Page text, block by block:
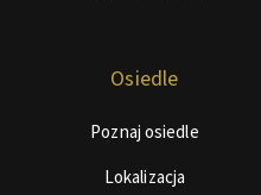
Osiedle
Poznaj osiedle
Lokalizacja